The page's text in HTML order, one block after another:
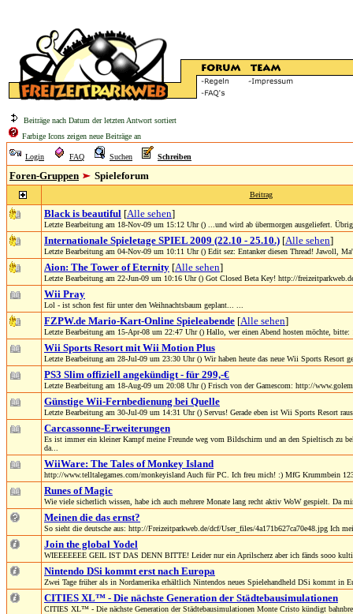
Beiträge nach Datum der letzten Antwort sortiert
Farbige Icons zeigen neue Beiträge an
Login FAQ Suchen Schreiben
Foren-Gruppen Spieleforum
Beitrag
Black is beautiful [Alle sehen]
Letzte Bearbeitung am 18-Nov-09 um 15:12 Uhr () ...und wird ab übermorgen ausgeliefert.
Internationale Spieletage SPIEL 2009 (22.10 - 25.10.) [Alle sehen]
Letzte Bearbeitung am 04-Nov-09 um 10:11 Uhr () Edit sez: Entanker diesen Thread! Jawoll,
Aion: The Tower of Eternity [Alle sehen]
Letzte Bearbeitung am 22-Jun-09 um 10:16 Uhr () Got Closed Beta Key! http://
Wii Pray
Lol - ist schon fest für unter den Weihnachtsbaum geplant... ...
FZPW.de Mario-Kart-Online Spieleabende [Alle sehen]
Letzte Bearbeitung am 15-Apr-08 um 22:47 Uhr () Hallo, wer einen Abend hosten möchte, bitte:
Wii Sports Resort mit Wii Motion Plus
Letzte Bearbeitung am 28-Jul-09 um 23:30 Uhr () Wir haben heute das neue Wii Sports Resort
PS3 Slim offiziell angekündigt - für 299,-€
Letzte Bearbeitung am 18-Aug-09 um 20:08 Uhr () Frisch von der Gamescom: http://
Günstige Wii-Fernbedienung bei Quelle
Letzte Bearbeitung am 30-Jul-09 um 14:31 Uhr () Servus! Gerade eben ist Wii Sports Resort
Carcassonne-Erweiterungen
Es ist immer ein kleiner Kampf meine Freunde weg vom Bildschirm und an den Spieltisch zu
da...
WiiWare: The Tales of Monkey Island
http://www.telltalegames.com/monkeyisland Auch für PC. Ich freu mich! :) MfG Krummbein
Runes of Magic
Wie viele sicherlich wissen, habe ich auch mehrere Monate lang recht aktiv WoW gespielt. Da
Meinen die das ernst?
So sieht die deutsche aus: http://Freizeitparkweb.de/dcf/User_files/4a171b627ca70e48.jpg Ich
Join the global Yodel
WIEEEEEEE GEIL IST DAS DENN BITTE! Leider nur ein Aprilscherz aber ich fänds sooo
Nintendo DSi kommt erst nach Europa
Zwei Tage früher als in Nordamerika erhältlich Nintendos neues Spielehandheld DSi kommt in
CITIES XL™ - Die nächste Generation der Städtebausimulationen
CITIES XL™ - Die nächste Generation der Städtebausimulationen Monte Cristo kündigt